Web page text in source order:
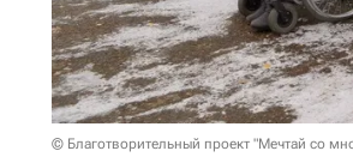
© Благотворительный проект "Мечтай со